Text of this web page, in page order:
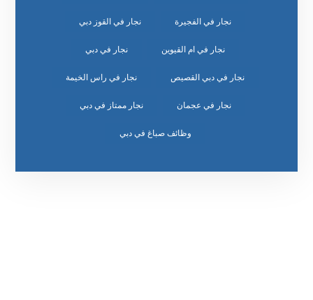
نجار في الفجيرة نجار في القوز دبي
نجار في ام القيوين نجار في دبي
نجار في دبي القصيص نجار في راس الخيمة
نجار في عجمان نجار ممتاز في دبي
وظائف صباغ في دبي